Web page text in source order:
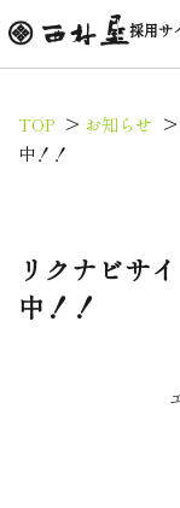
採用サ
TOP > お知らせ >
中！！
リクナビサ
中！！